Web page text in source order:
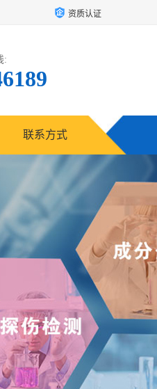
资质认证
:
联系方式